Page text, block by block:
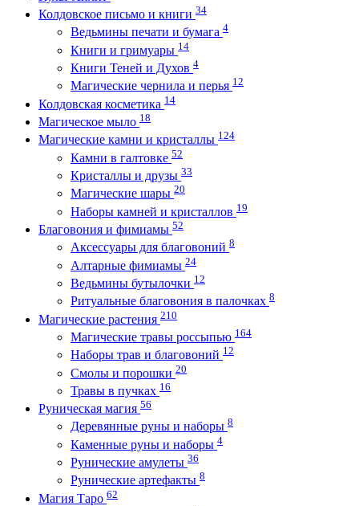
Колдовское письмо и книги 34
Ведьмины печати и бумага 4
Книги и гримуары 14
Книги Теней и Духов 4
Магические чернила и перья 12
Колдовская косметика 14
Магическое мыло 18
Магические камни и кристаллы 124
Камни в галтовке 52
Кристаллы и друзы 33
Магические шары 20
Наборы камней и кристаллов 19
Благовония и фимиамы 52
Аксессуары для благовоний 8
Алтарные фимиамы 24
Ведьмины бутылочки 12
Ритуальные благовония в палочках 8
Магические растения 210
Магические травы россыпью 164
Наборы трав и благовоний 12
Смолы и порошки 20
Травы в пучках 16
Руническая магия 56
Деревянные руны и наборы 8
Каменные руны и наборы 4
Рунические амулеты 36
Рунические артефакты 8
Магия Таро 62